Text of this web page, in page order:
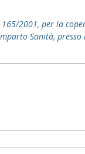
2001, per la
Sanità,